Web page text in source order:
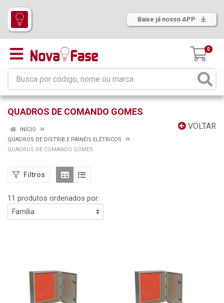
Baixe já nosso APP
0
QUADROS DE COMANDO GOMES
VOLTAR
INÍCIO
QUADROS DE DISTRIB E PAINÉIS ELÉTRICOS
QUADROS DE COMANDO GOMES
Filtros
11 produtos ordenados por: